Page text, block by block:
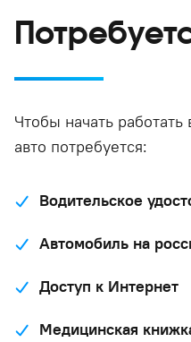
Чтобы начать
авто потребуется:
Водительское
Автомобиль на
Доступ к Интернет
Медицинская